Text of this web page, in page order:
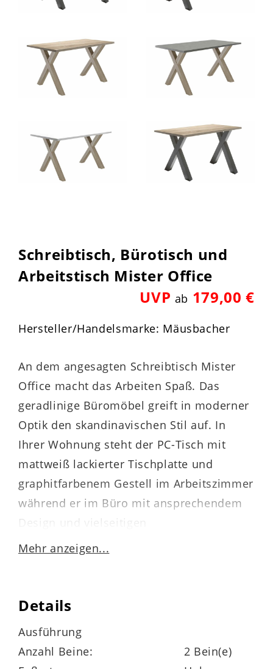
Schreibtisch, Bürotisch und
Arbeitstisch Mister Office
UVP ab 179,00 €
Hersteller/Handelsmarke: Mäusbacher
An dem angesagten Schreibtisch Mister
Office macht das Arbeiten Spaß. Das
geradlinige Büromöbel greift in moderner
Optik den skandinavischen Stil auf. In
Ihrer Wohnung steht der PC-Tisch mit
mattweiß lackierter Tischplatte und
graphitfarbenem Gestell im Arbeitszimmer
während er im Büro mit ansprechendem
Design und vielseitigen
Einsatzmöglichkeiten überzeugt. Ob
Computertisch ist ein funktionales
arbeiten.
Mehr anzeigen...
Details
Ausführung
Anzahl Beine:
2 Bein(e)